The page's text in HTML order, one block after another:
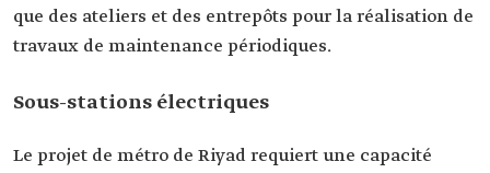
que des ateliers et des entrepôts pour la réalisation de
travaux de maintenance périodiques.
Sous-stations électriques
Le projet de métro de Riyad requiert une capacité